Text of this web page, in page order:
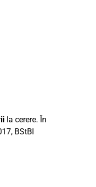
la cerere. În
BStBl